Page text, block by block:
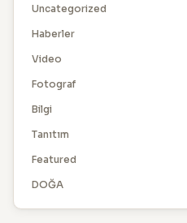
Uncategorized
Haberler
Video
Fotograf
Bilgi
Tanıtım
Featured
DOĞA